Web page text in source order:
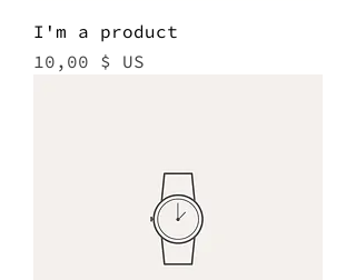
I'm a product
Prix
10,00 $ US